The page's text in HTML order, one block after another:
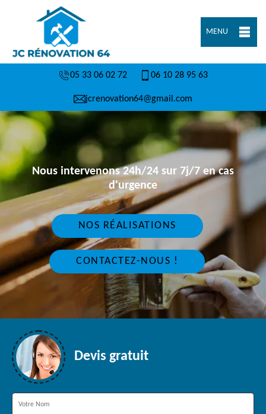
MENU
05 33 06 02 72 06 10 28 95 63
jcrenovation64@gmail.com
Nous intervenons 24h/24 sur 7j/7 en cas
d'urgence
NOS RÉALISATIONS
CONTACTEZ-NOUS !
Devis gratuit